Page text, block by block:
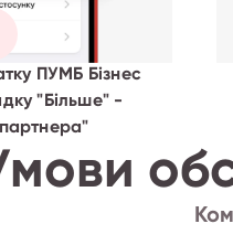
ПУМБ Бізнес
"Більше" -